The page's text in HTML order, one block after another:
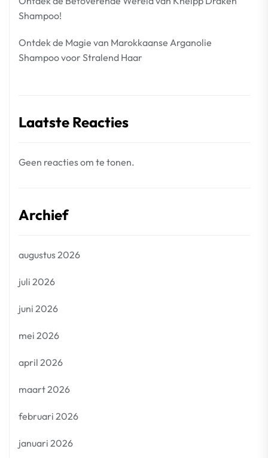
Shampoo!
Ontdek de Magie van Marokkaanse Arganolie
Shampoo voor Stralend Haar
Laatste Reacties
Geen reacties om te tonen.
Archief
augustus 2026
juli 2026
juni 2026
mei 2026
april 2026
maart 2026
februari 2026
januari 2026